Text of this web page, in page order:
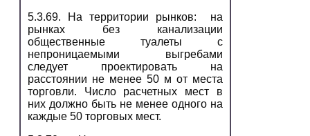
5.3.69. На территории рынков: на
рынках без канализации
общественные туалеты с
непроницаемыми выгребами
следует проектировать на
расстоянии не менее 50 м от места
торговли. Число расчетных мест в
них должно быть не менее одного на
каждые 50 торговых мест.